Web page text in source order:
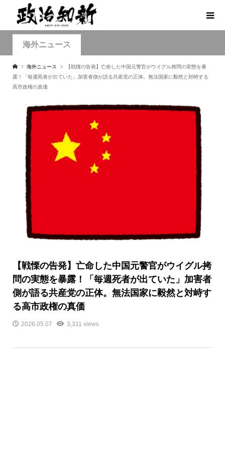
海外ニュース
海外ニュース
【戦慄の告発】亡命した中国元警官がウイグル拷問の実態を暴
露！「毎週死者が出ていた」加害者側が語る共産党の正体。無法国家に毅然と対峙する
高市政権の真価
【戦慄の告発】亡命した中国元警官がウイグル拷
問の実態を暴露！「毎週死者が出ていた」加害者
側が語る共産党の正体。無法国家に毅然と対峙す
る高市政権の真価
2026.05.07 3,311 views